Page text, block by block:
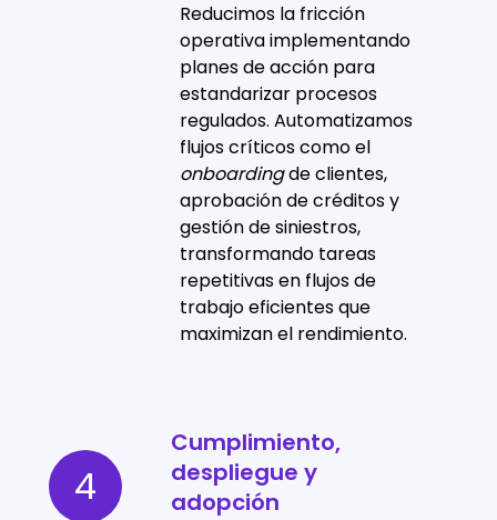
Reducimos la fricción
operativa implementando
planes de acción para
estandarizar procesos
regulados. Automatizamos
flujos críticos como el
onboardingde clientes,
aprobación de créditos y
gestión de siniestros,
transformando tareas
repetitivas en flujos de
trabajo eficientes que
maximizan el rendimiento.
4
Cumplimiento,
despliegue y
adopción
Cumplimiento,
despliegue